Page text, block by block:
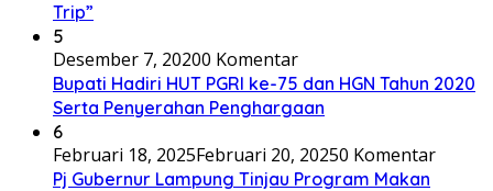
Trip”
5
Desember 7, 20200 Komentar
Bupati Hadiri HUT PGRI ke-75 dan HGN Tahun 2020
Serta Penyerahan Penghargaan
6
Februari 18, 2025Februari 20, 20250 Komentar
Pj Gubernur Lampung Tinjau Program Makan